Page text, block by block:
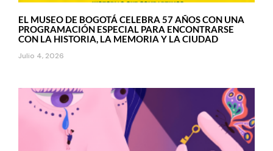
EL MUSEO DE BOGOTÁ CELEBRA 57 AÑOS CON UNA
PROGRAMACIÓN ESPECIAL PARA ENCONTRARSE
CON LA HISTORIA, LA MEMORIA Y LA CIUDAD
Julio 4, 2026